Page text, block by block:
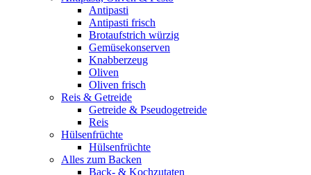
Antipasti
Antipasti frisch
Brotaufstrich würzig
Gemüsekonserven
Knabberzeug
Oliven
Oliven frisch
Reis & Getreide
Getreide & Pseudogetreide
Reis
Hülsenfrüchte
Hülsenfrüchte
Alles zum Backen
Back- & Kochzutaten